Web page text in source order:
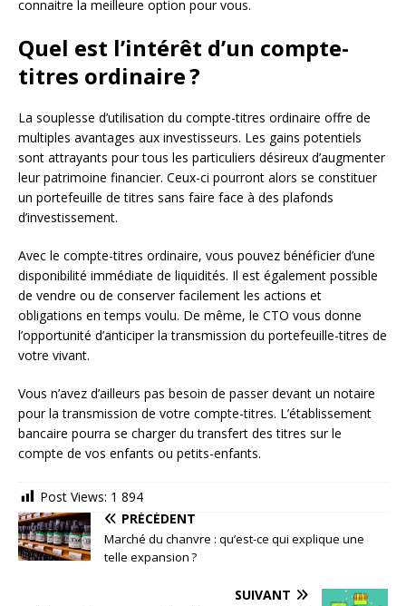
connaitre la meilleure option pour vous.
Quel est l’intérêt d’un compte-
titres ordinaire ?
La souplesse d’utilisation du compte-titres ordinaire offre de
multiples avantages aux investisseurs. Les gains potentiels
sont attrayants pour tous les particuliers désireux d’augmenter
leur patrimoine financier. Ceux-ci pourront alors se constituer
un portefeuille de titres sans faire face à des plafonds
d’investissement.
Avec le compte-titres ordinaire, vous pouvez bénéficier d’une
disponibilité immédiate de liquidités. Il est également possible
de vendre ou de conserver facilement les actions et
obligations en temps voulu. De même, le CTO vous donne
l’opportunité d’anticiper la transmission du portefeuille-titres de
votre vivant.
Vous n’avez d’ailleurs pas besoin de passer devant un notaire
pour la transmission de votre compte-titres. L’établissement
bancaire pourra se charger du transfert des titres sur le
compte de vos enfants ou petits-enfants.
Post Views: 1 894
PRÉCÉDENT
Marché du chanvre : qu’est-ce qui explique une
telle expansion ?
SUIVANT